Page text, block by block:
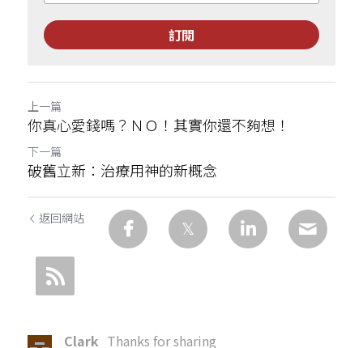
訂閱
上一篇
你真心愛錢嗎？ＮＯ！其實你還不夠想！
下一篇
破舊立新：治療用神的新概念
返回網站
Clark Thanks for sharing